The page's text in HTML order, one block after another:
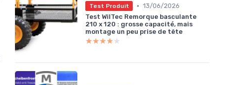
Test Produit • 13/06/2026
Test WilTec Remorque basculante
210 x 120 : grosse capacité, mais
montage un peu prise de tête
★★★★★
★★★★★